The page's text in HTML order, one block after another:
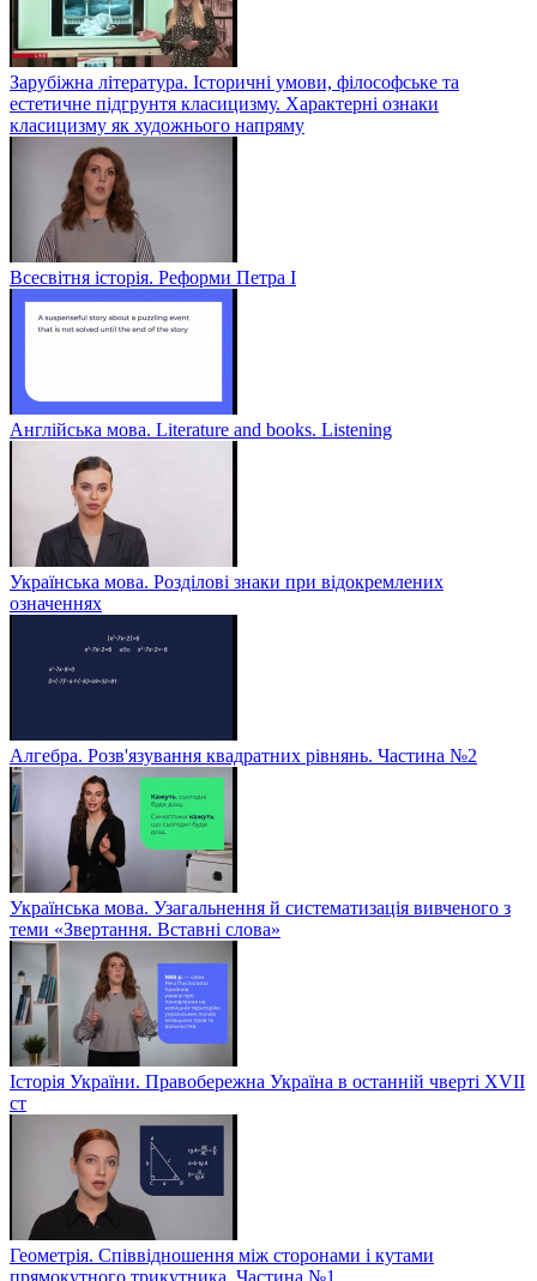
Зарубіжна література. Історичні умови, філософське та
естетичне підгрунтя класицизму. Характерні ознаки
класицизму як художнього напряму
Всесвітня історія. Реформи Петра І
Англійська мова. Literature and books. Listening
Українська мова. Розділові знаки при відокремлених
означеннях
Алгебра. Розв'язування квадратних рівнянь. Частина №2
Українська мова. Узагальнення й систематизація вивченого з
теми «Звертання. Вставні слова»
Історія України. Правобережна Україна в останній чверті XVII
ст
Геометрія. Співвідношення між сторонами і кутами
прямокутного трикутника. Частина №1